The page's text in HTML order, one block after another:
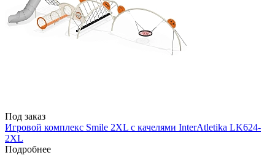
Под заказ
Игровой комплекс Smile 2XL с качелями InterAtletika LK624-
2XL
Подробнее